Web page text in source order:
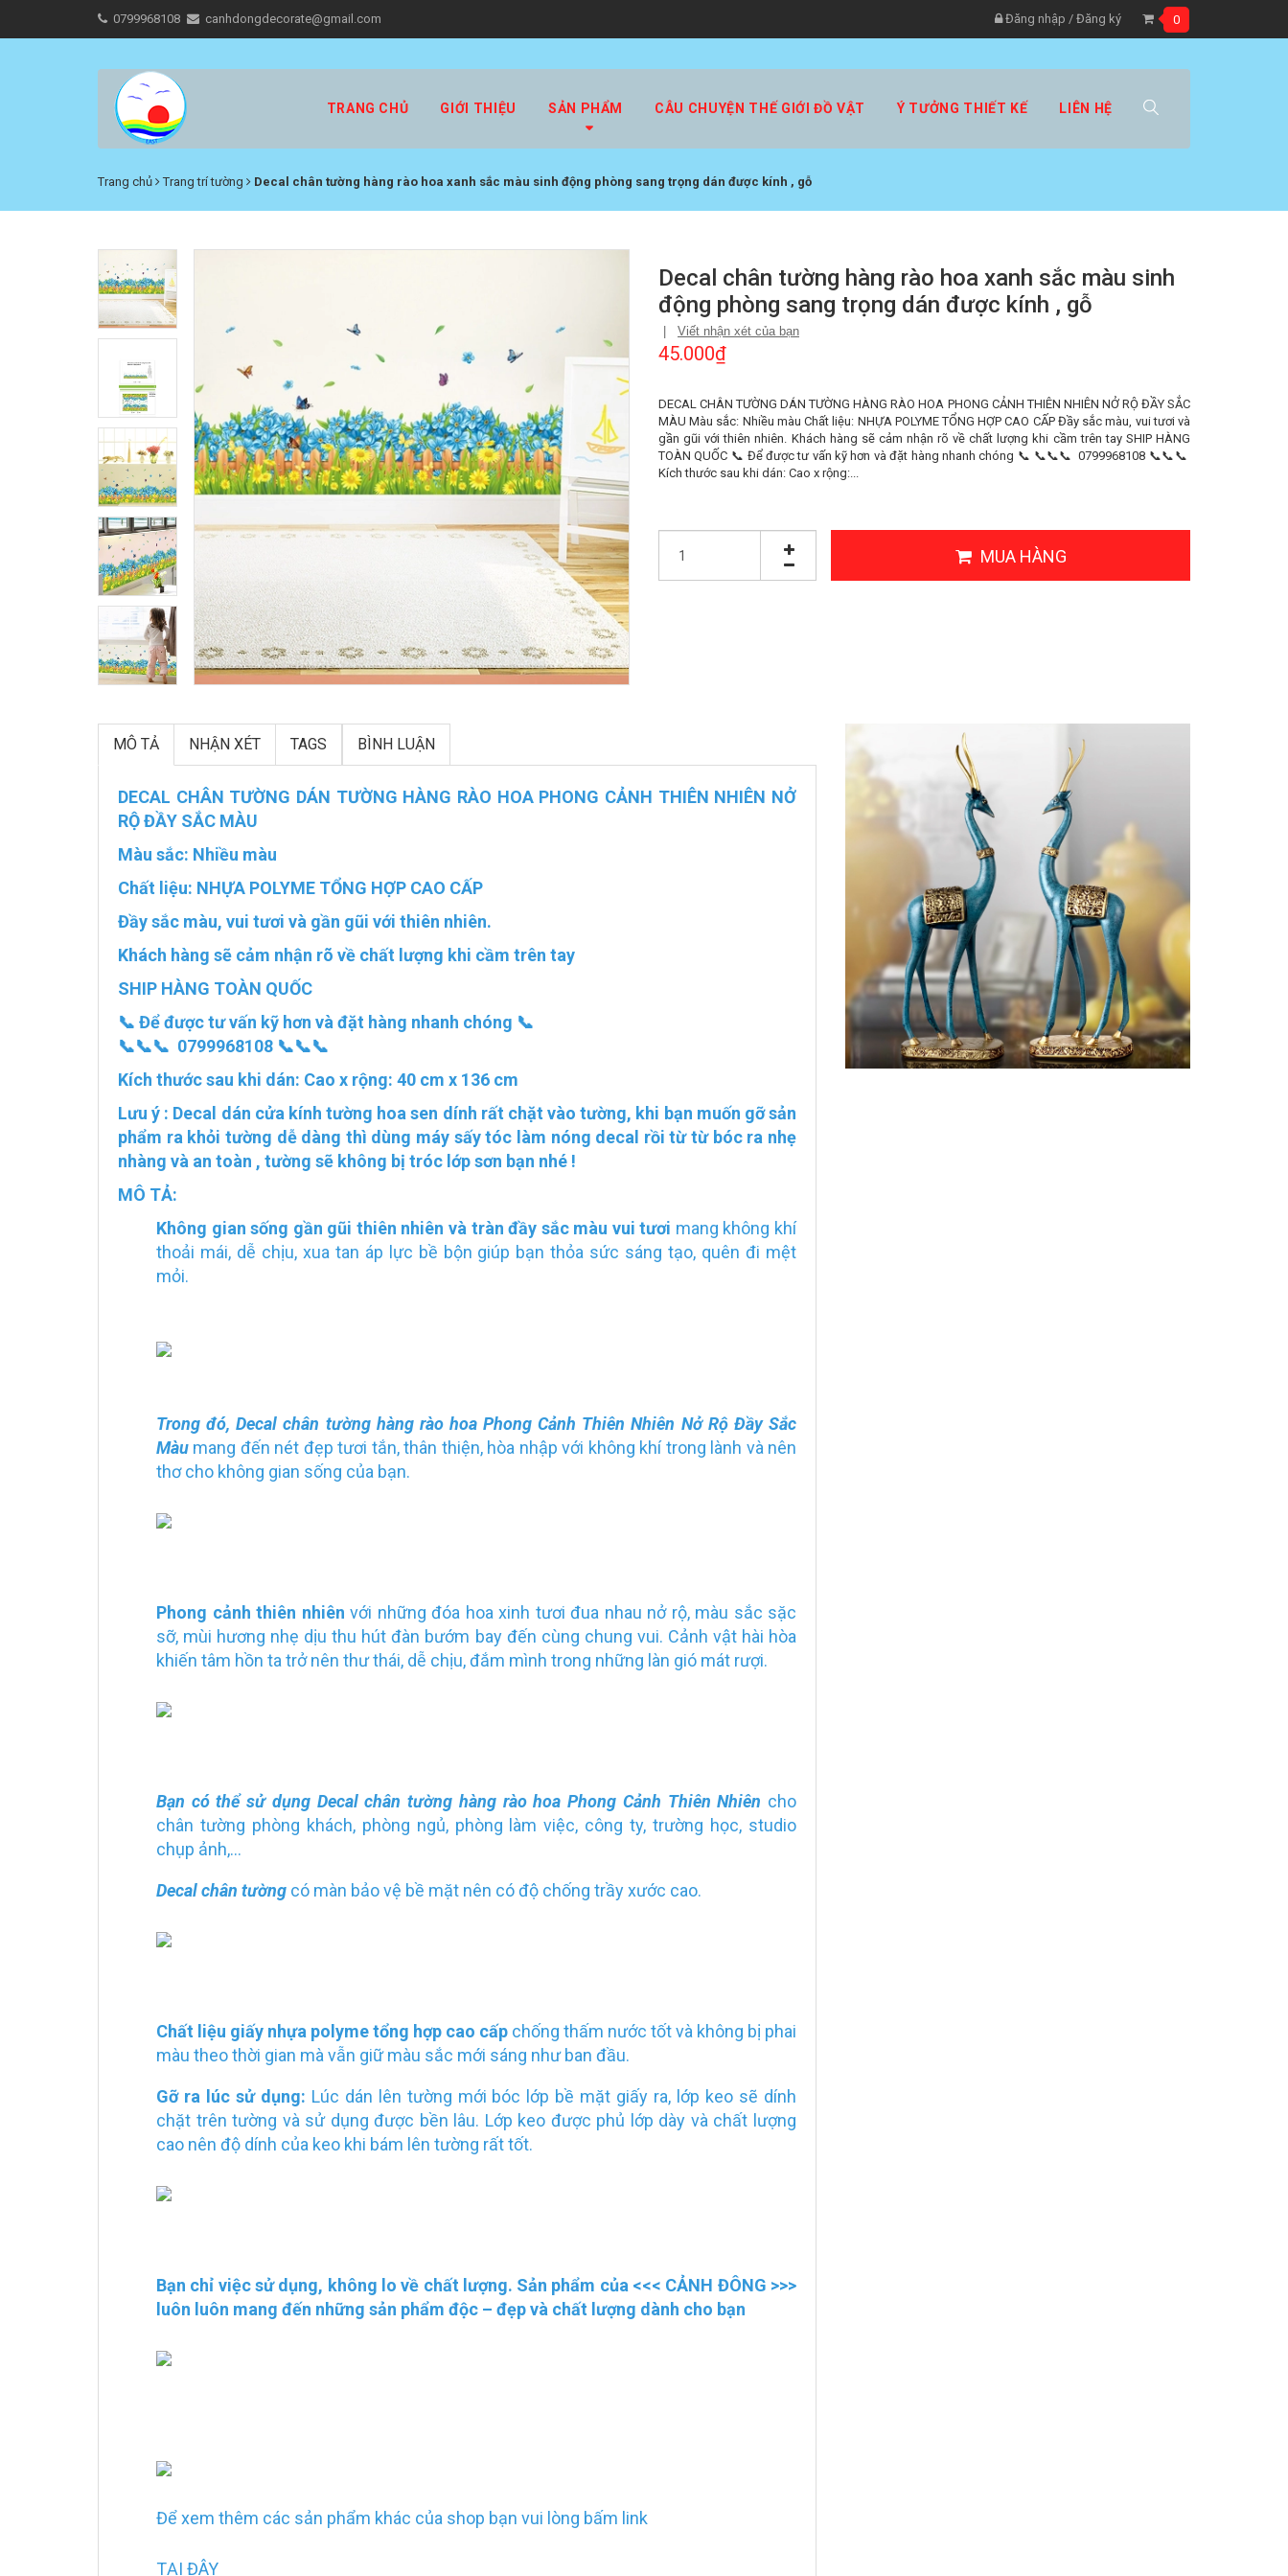
0799968108 canhdongdecorate@gmail.com Đăng nhập / Đăng ký 0
TRANG CHỦ GIỚI THIỆU SẢN PHẨM CÂU CHUYỆN THẾ GIỚI ĐỒ VẬT Ý TƯỞNG THIẾT KẾ LIÊN HỆ
Trang chủ Trang trí tường Decal chân tường hàng rào hoa xanh sắc màu sinh động phòng sang trọng dán được kính , gỗ
Decal chân tường hàng rào hoa xanh sắc màu sinh
động phòng sang trọng dán được kính , gỗ
Viết nhận xét của bạn
45.000₫
DECAL CHÂN TƯỜNG DÁN TƯỜNG HÀNG RÀO HOA PHONG CẢNH THIÊN NHIÊN NỞ RỘ ĐẦY SẮC
MÀU Màu sắc: Nhiều màu Chất liệu: NHỰA POLYME TỔNG HỢP CAO CẤP Đầy sắc màu, vui tươi và
gần gũi với thiên nhiên. Khách hàng sẽ cảm nhận rõ về chất lượng khi cầm trên tay SHIP HÀNG
TOÀN QUỐC 📞 Để được tư vấn kỹ hơn và đặt hàng nhanh chóng 📞 📞📞📞 0799968108 📞📞📞
Kích thước sau khi dán: Cao x rộng:...
MUA HÀNG
MÔ TẢ NHẬN XÉT TAGS BÌNH LUẬN
DECAL CHÂN TƯỜNG DÁN TƯỜNG HÀNG RÀO HOA PHONG CẢNH THIÊN NHIÊN NỞ
RỘ ĐẦY SẮC MÀU
Màu sắc: Nhiều màu
Chất liệu: NHỰA POLYME TỔNG HỢP CAO CẤP
Đầy sắc màu, vui tươi và gần gũi với thiên nhiên.
Khách hàng sẽ cảm nhận rõ về chất lượng khi cầm trên tay
SHIP HÀNG TOÀN QUỐC
📞 Để được tư vấn kỹ hơn và đặt hàng nhanh chóng 📞
📞📞📞 0799968108 📞📞📞
Kích thước sau khi dán: Cao x rộng: 40 cm x 136 cm
Lưu ý : Decal dán cửa kính tường hoa sen dính rất chặt vào tường, khi bạn muốn gỡ sản
phẩm ra khỏi tường dễ dàng thì dùng máy sấy tóc làm nóng decal rồi từ từ bóc ra nhẹ
nhàng và an toàn , tường sẽ không bị tróc lớp sơn bạn nhé !
MÔ TẢ:
Không gian sống gần gũi thiên nhiên và tràn đầy sắc màu vui tươi mang không khí
thoải mái, dễ chịu, xua tan áp lực bề bộn giúp bạn thỏa sức sáng tạo, quên đi mệt
mỏi.
Trong đó, Decal chân tườnghàng rào hoa Phong Cảnh Thiên Nhiên Nở Rộ Đầy Sắc
Màu mang đến nét đẹp tươi tắn, thân thiện, hòa nhập với không khí trong lành và nên
thơ cho không gian sống của bạn.
Phong cảnh thiên nhiên với những đóa hoa xinh tươi đua nhau nở rộ, màu sắc sặc
sỡ, mùi hương nhẹ dịu thu hút đàn bướm bay đến cùng chung vui. Cảnh vật hài hòa
khiến tâm hồn ta trở nên thư thái, dễ chịu, đắm mình trong những làn gió mát rượi.
Bạn có thể sử dụng Decal chân tường hàng rào hoa Phong Cảnh Thiên Nhiên cho
chân tường phòng khách, phòng ngủ, phòng làm việc, công ty, trường học, studio
chụp ảnh,...
Decal chân tường có màn bảo vệ bề mặt nên có độ chống trầy xước cao.
Chất liệu giấy nhựa polyme tổng hợp cao cấp chống thấm nước tốt và không bị phai
màu theo thời gian mà vẫn giữ màu sắc mới sáng như ban đầu.
Gỡ ra lúc sử dụng: Lúc dán lên tường mới bóc lớp bề mặt giấy ra, lớp keo sẽ dính
chặt trên tường và sử dụng được bền lâu. Lớp keo được phủ lớp dày và chất lượng
cao nên độ dính của keo khi bám lên tường rất tốt.
Bạn chỉ việc sử dụng, không lo về chất lượng. Sản phẩm của <<< CẢNH ĐÔNG >>>
luôn luôn mang đến những sản phẩm độc – đẹp và chất lượng dành cho bạn
Để xem thêm các sản phẩm khác của shop bạn vui lòng bấm link
TẠI ĐÂY